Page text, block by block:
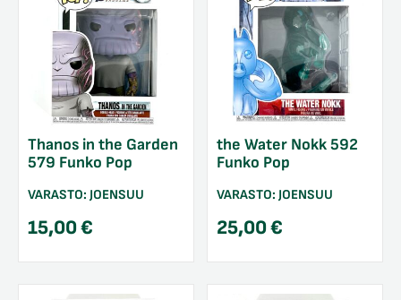
Thanos in the Garden
579 Funko Pop
VARASTO: JOENSUU
15,00€
the Water Nokk 592
Funko Pop
VARASTO: JOENSUU
25,00€